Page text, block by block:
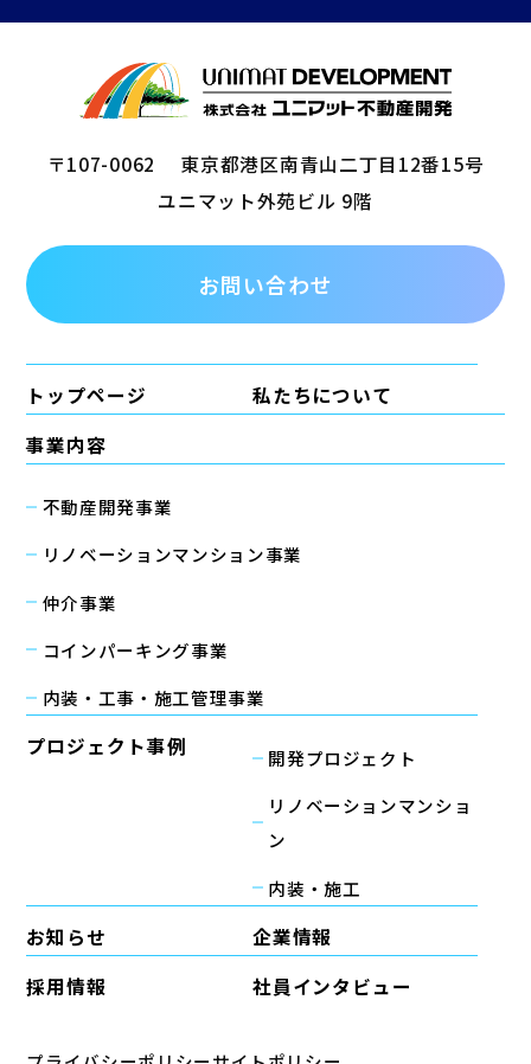
〒107-0062
東京都港区南青山二丁目12番15号
ユニマット外苑ビル 9階
お問い合わせ
トップページ
私たちについて
事業内容
不動産開発事業
リノベーションマンション事業
仲介事業
コインパーキング事業
内装・工事・施工管理事業
プロジェクト事例
開発プロジェクト
リノベーションマンショ
ン
内装・施工
お知らせ
企業情報
採用情報
社員インタビュー